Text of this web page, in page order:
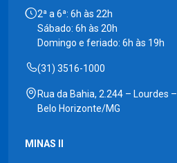
2ª a 6ª: 6h às 22h
Sábado: 6h às 20h
Domingo e feriado: 6h às 19h
(31) 3516-1000
Rua da Bahia, 2.244 – Lourdes –
Belo Horizonte/MG
MINAS II